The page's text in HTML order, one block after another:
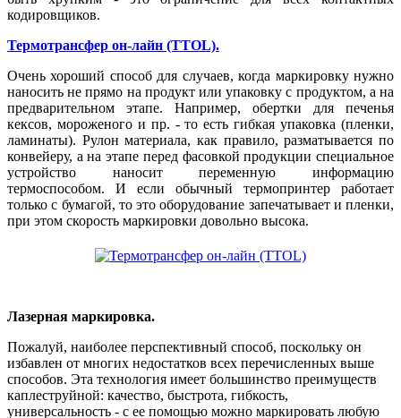
кодировщиков.
Термотрансфер он-лайн (TTOL).
Очень хороший способ для случаев, когда маркировку нужно
наносить не прямо на продукт или упаковку с продуктом, а на
предварительном этапе. Например, обертки для печенья
кексов, мороженого и пр. - то есть гибкая упаковка (пленки,
ламинаты). Рулон материала, как правило, разматывается по
конвейеру, а на этапе перед фасовкой продукции специальное
устройство наносит переменную информацию
термоспособом. И если обычный термопринтер работает
только с бумагой, то это оборудование запечатывает и пленки,
при этом скорость маркировки довольно высока.
Лазерная маркировка.
Пожалуй, наиболее перспективный способ, поскольку он
избавлен от многих недостатков всех перечисленных выше
способов. Эта технология имеет большинство преимуществ
каплеструйной: качество, быстрота, гибкость,
универсальность - с ее помощью можно маркировать любую